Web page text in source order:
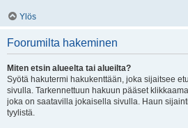
Ylös
Foorumilta hakeminen
Miten etsin alueelta tai alueilta?
Syötä hakutermi hakukenttään, joka sijaitsee
sivulla. Tarkennettuun hakuun pääset
joka on saatavilla jokaisella sivulla. Haun
tyylistä.